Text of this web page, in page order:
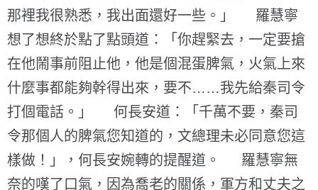
那裡我很熟悉，我出面還好一些。」 羅慧寧
想了想終於點了點頭道：「你趕緊去，一定要搶
在他鬧事前阻止他，他是個混蛋脾氣，火氣上來
什麼事都能夠幹得出來，要不……我先給秦司令
打個電話。」 何長安道：「千萬不要，秦司
令那個人的脾氣您知道的，文總理未必同意您這
樣做！」，何長安婉轉的提醒道。 羅慧寧無
奈的嘆了口氣，因為喬老的關係，軍方和丈夫之